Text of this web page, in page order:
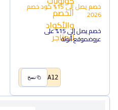
خصم يصل إلى 15% كود خصم
2026
خصم يصل إلى 15% على
عروضموقع أنوثة
A12 نسخ